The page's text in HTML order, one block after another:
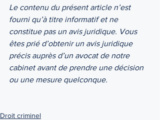
Le contenu du présent article n’est
fourni qu’à titre informatif et ne
constitue pas un avis juridique. Vous
êtes prié d’obtenir un avis juridique
précis auprès d’un avocat de notre
cabinet avant de prendre une décision
ou une mesure quelconque.
Droit criminel